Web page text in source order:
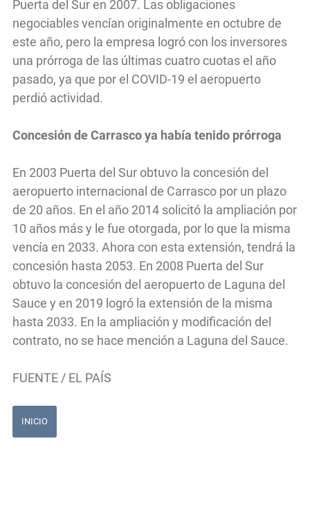
Puerta del Sur en 2007. Las obligaciones
negociables vencían originalmente en octubre de
este año, pero la empresa logró con los inversores
una prórroga de las últimas cuatro cuotas el año
pasado, ya que por el COVID-19 el aeropuerto
perdió actividad.
Concesión de Carrasco ya había tenido prórroga
En 2003 Puerta del Sur obtuvo la concesión del
aeropuerto internacional de Carrasco por un plazo
de 20 años. En el año 2014 solicitó la ampliación por
10 años más y le fue otorgada, por lo que la misma
vencía en 2033. Ahora con esta extensión, tendrá la
concesión hasta 2053. En 2008 Puerta del Sur
obtuvo la concesión del aeropuerto de Laguna del
Sauce y en 2019 logró la extensión de la misma
hasta 2033. En la ampliación y modificación del
contrato, no se hace mención a Laguna del Sauce.
FUENTE / EL PAÍS
INICIO